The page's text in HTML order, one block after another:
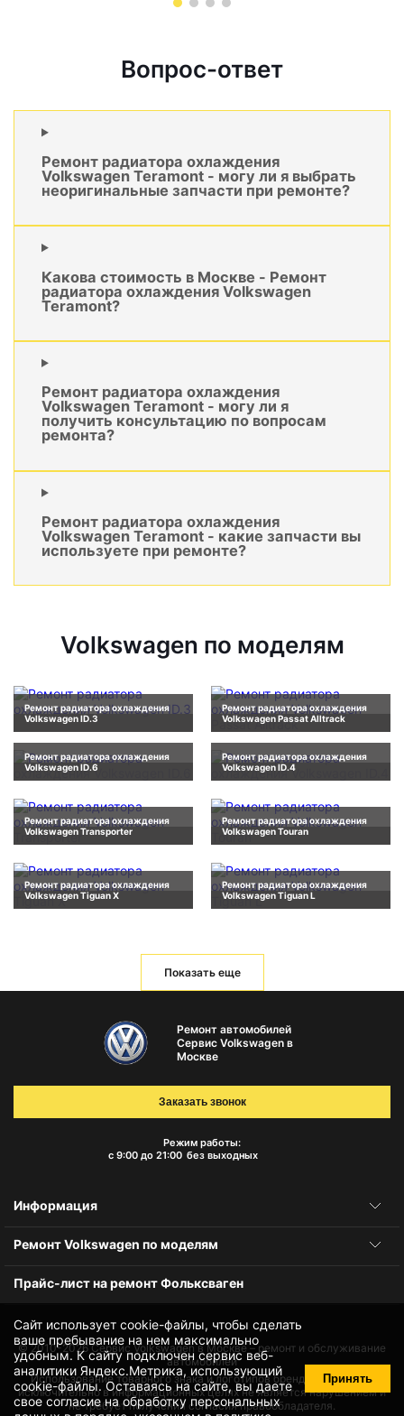
Вопрос-ответ
Ремонт радиатора охлаждения
Volkswagen Teramont - могу ли я выбрать
неоригинальные запчасти при ремонте?
Какова стоимость в Москве - Ремонт
радиатора охлаждения Volkswagen
Teramont?
Ремонт радиатора охлаждения
Volkswagen Teramont - могу ли я
получить консультацию по вопросам
ремонта?
Ремонт радиатора охлаждения
Volkswagen Teramont - какие запчасти вы
используете при ремонте?
Volkswagen по моделям
Ремонт радиатора охлаждения
Volkswagen ID.3
Ремонт радиатора охлаждения
Volkswagen Passat Alltrack
Ремонт радиатора охлаждения
Volkswagen ID.6
Ремонт радиатора охлаждения
Volkswagen ID.4
Ремонт радиатора охлаждения
Volkswagen Transporter
Ремонт радиатора охлаждения
Volkswagen Touran
Ремонт радиатора охлаждения
Volkswagen Tiguan X
Ремонт радиатора охлаждения
Volkswagen Tiguan L
Показать еще
Сайт использует cookie-файлы, чтобы сделать
ваше пребывание на нем максимально
удобным. К cайту подключен сервис веб-
аналитики Яндекс.Метрика, использующий
cookie-файлы. Оставаясь на сайте, вы даете
своесогласие на обработку персональных
Принять
Ремонт автомобилей
Сервис Volkswagen в
Москве
Режим работы:
с 9:00 до 21:00 без выходных
Заказать звонок
Информация
Ремонт Volkswagen по моделям
Прайс-лист на ремонт Фольксваген
© 2010-2026Сервис Volkswagen в Москве – ремонт и обслуживание
автомобилей
Использование товарного знака и логотипов бренда происходит
исключительно в информационных целях не является нарушением и
не требует получения согласия правообладателя.